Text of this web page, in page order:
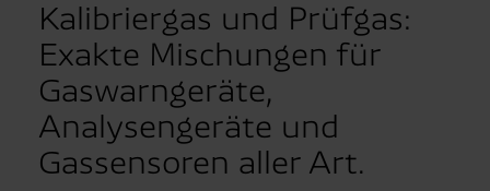
Kalibriergas und Prüfgas:
Exakte Mischungen für
Gaswarngeräte,
Analysengeräte und
Gassensoren aller Art.